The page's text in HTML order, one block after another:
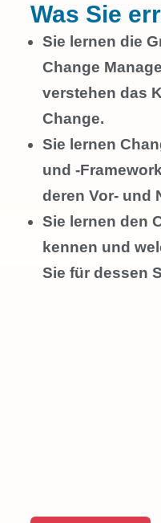
Was Sie
Sie lernen die
Change
verstehen das
Change.
Sie lernen
und -
deren Vor- und
Sie lernen den
kennen und
Sie für dessen